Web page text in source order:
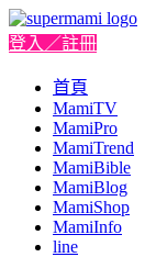
登入／註冊
首頁
MamiTV
MamiPro
MamiTrend
MamiBible
MamiBlog
MamiShop
MamiInfo
line